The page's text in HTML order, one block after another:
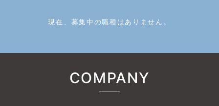
現在、募集中の職種はありません。
COMPANY